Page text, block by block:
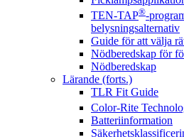
TEN-TAP®-
belysningsalternativ
Guide för att välja
Nödberedskap för
Nödberedskap
Lärande (forts.)
TLR Fit Guide
Color-Rite
Batteriinformation